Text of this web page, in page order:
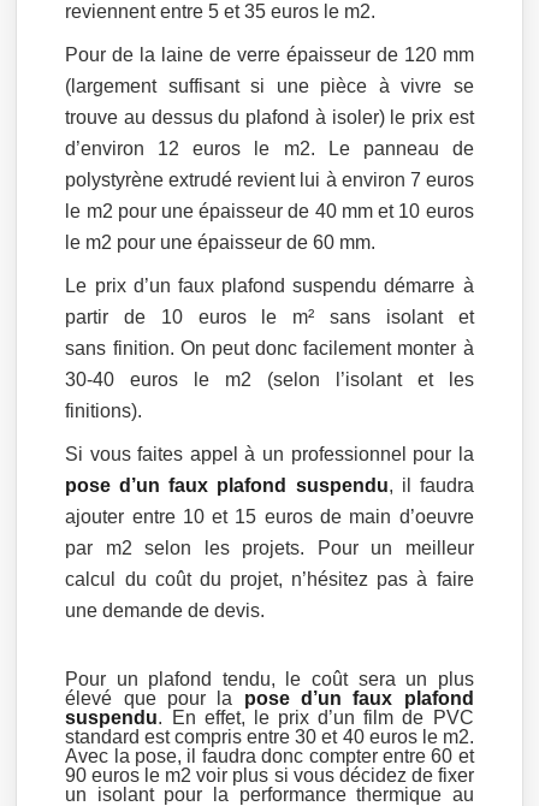
reviennent entre 5 et 35 euros le m2.
Pour de la laine de verre épaisseur de 120 mm
(largement suffisant si une pièce à vivre se
trouve au dessus du plafond à isoler) le prix est
d’environ 12 euros le m2. Le panneau de
polystyrène extrudé revient lui à environ 7 euros
le m2 pour une épaisseur de 40 mm et 10 euros
le m2 pour une épaisseur de 60 mm.
Le prix d’un faux plafond suspendu démarre à
partir de 10 euros le m² sans isolant et
sans finition. On peut donc facilement monter à
30-40 euros le m2 (selon l’isolant et les
finitions).
Si vous faites appel à un professionnel pour la
pose d’un faux plafond suspendu, il faudra
ajouter entre 10 et 15 euros de main d’oeuvre
par m2 selon les projets. Pour un meilleur
calcul du coût du projet, n’hésitez pas à faire
une demande de devis.
Pour un plafond tendu, le coût sera un plus
élevé que pour la pose d’un faux plafond
suspendu. En effet, le prix d’un film de PVC
standard est compris entre 30 et 40 euros le m2.
Avec la pose, il faudra donc compter entre 60 et
90 euros le m2 voir plus si vous décidez de fixer
un isolant pour la performance thermique au